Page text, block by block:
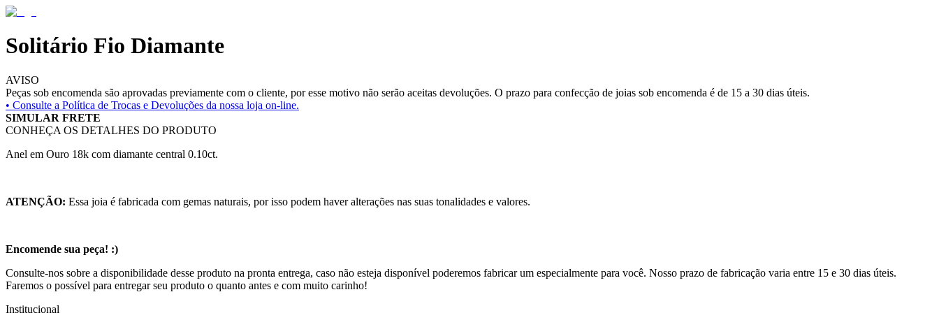
Solitário Fio Diamante
AVISO
Peças sob encomenda são aprovadas previamente com o cliente, por esse motivo não serão aceitas devoluções. O prazo para confecção de joias sob encomenda é de 15 a 30 dias úteis.
• Consulte a Política de Trocas e Devoluções da nossa loja on-line.
SIMULAR FRETE
CONHEÇA OS DETALHES DO PRODUTO
Anel em Ouro 18k com diamante central 0.10ct.
ATENÇÃO: Essa joia é fabricada com gemas naturais, por isso podem haver alterações nas suas tonalidades e valores.
Encomende sua peça! :)
Consulte-nos sobre a disponibilidade desse produto na pronta entrega, caso não esteja disponível poderemos fabricar um especialmente para você. Nosso prazo de fabricação varia entre 15 e 30 dias úteis.
Faremos o possível para entregar seu produto o quanto antes e com muito carinho!
Institucional